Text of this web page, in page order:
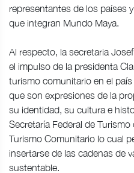
representantes de los países
que integran Mundo Maya.
Al respecto, la secretaria
el impulso de la presidenta
turismo comunitario en el
que son expresiones de la
su identidad, su cultura e
Secretaría Federal de
Turismo Comunitario lo cual
insertarse de las cadenas de
sustentable.